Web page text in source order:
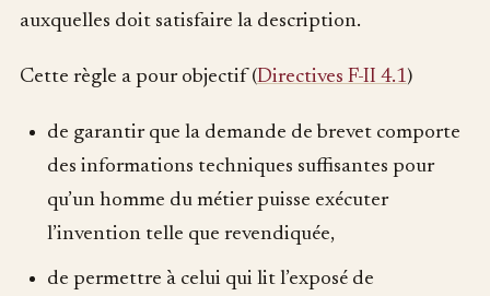
auxquelles doit satisfaire la description.
Cette règle a pour objectif (Directives F-II 4.1)
de garantir que la demande de brevet comporte
des informations techniques suffisantes pour
qu’un homme du métier puisse exécuter
l’invention telle que revendiquée,
de permettre à celui qui lit l’exposé de